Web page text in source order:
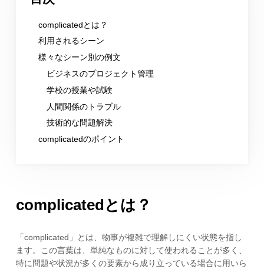
complicatedとは？
利用されるシーン
様々なシーン別の例文
ビジネスのプロジェクト管理
学校の授業や試験
人間関係のトラブル
技術的な問題解決
complicatedのポイント
complicatedとは？
「complicated」とは、物事が複雑で理解しにくい状態を指し
ます。この言葉は、単純なものに対して使われることが多く、
特に問題や状況が多くの要素から成り立っている場合に用いら